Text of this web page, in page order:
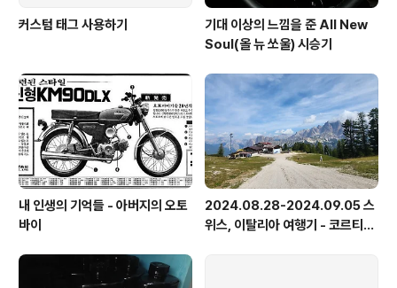
커스텀 태그 사용하기
기대 이상의 느낌을 준 All New
Soul(올 뉴 쏘울) 시승기
내 인생의 기억들 - 아버지의 오토
바이
2024.08.28-2024.09.05 스
위스, 이탈리아 여행기 - 코르티나